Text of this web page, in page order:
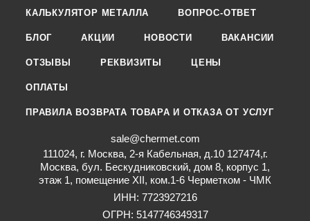
КАЛЬКУЛЯТОР МЕТАЛЛА ВОПРОС-ОТВЕТ
БЛОГ АКЦИИ НОВОСТИ ВАКАНСИИ
ОТЗЫВЫ РЕКВИЗИТЫ ЦЕНЫ
ОПЛАТЫ
ПРАВИЛА ВОЗВРАТА ТОВАРА И ОТКАЗА ОТ УСЛУГ
sale@chermet.com
111024, г. Москва, 2-я Кабельная, д.10 127474,г.
Москва, бул. Бескудниковский, дом 8, корпус 1,
этаж 1, помещение XII, ком.1-6 Черметком - ЧМК
ИНН: 7723927216
ОГРН: 5147746349317